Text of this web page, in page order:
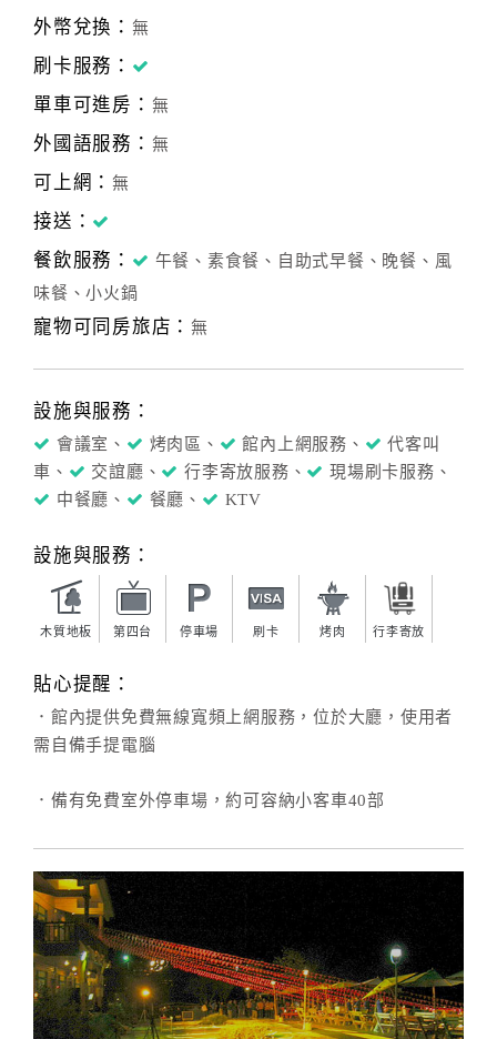
外幣兌換： 無
刷卡服務：
單車可進房： 無
外國語服務： 無
可上網： 無
接送：
餐飲服務：
午餐、素食餐、自助式早餐、晚餐、風
味餐、小火鍋
寵物可同房旅店： 無
設施與服務：
會議室、 烤肉區、 館內上網服務、
代客叫
車、
交誼廳、 行李寄放服務、
現場刷卡服務、
中餐廳、
餐廳、 KTV
設施與服務：
木質地板 第四台 停車場 刷卡 烤肉 行李寄放
貼心提醒：
．館內提供免費無線寬頻上網服務，位於大廳，使用者
需自備手提電腦
．備有免費室外停車場，約可容納小客車40部